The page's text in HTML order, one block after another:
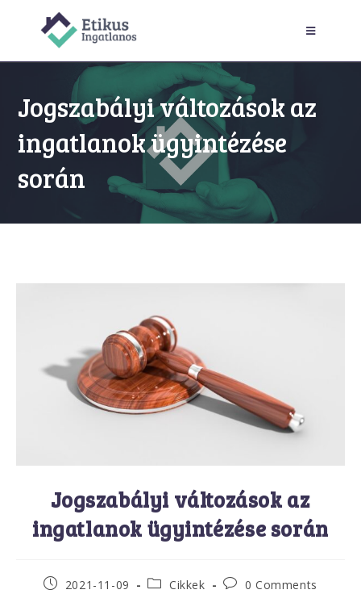
Jogszabályi változások az
ingatlanok ügyintézése
során
Jogszabályi változások az
ingatlanok ügyintézése során
2021-11-09 Cikkek 0 Comments